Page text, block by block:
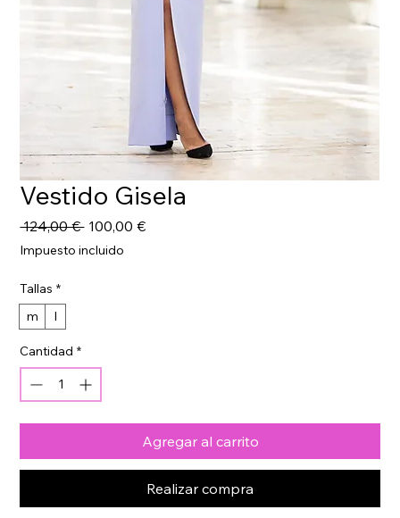
Vestido Gisela
124,00 € Precio
100,00 €Precio
Impuesto incluido
Tallas *
m
l
Cantidad *
Agregar al carrito
Realizar compra